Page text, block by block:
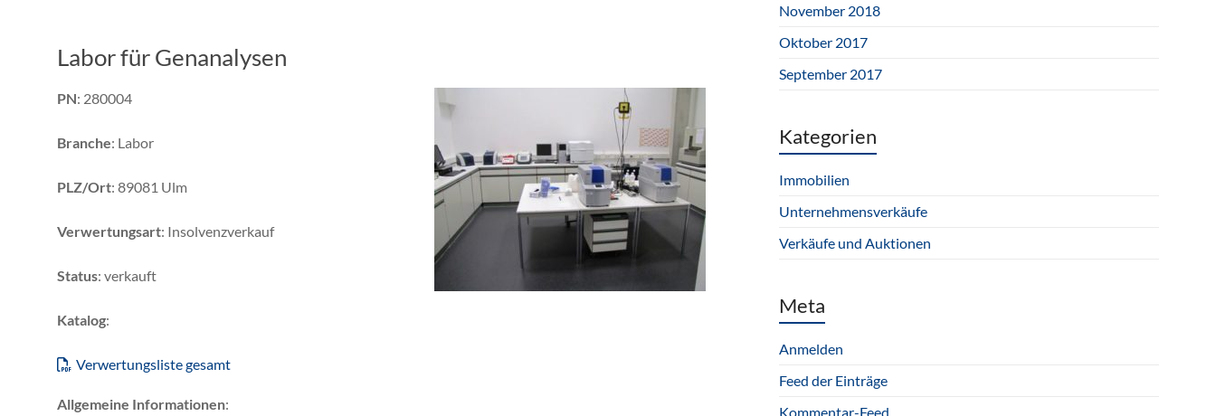
Labor für Genanalysen
PN: 280004
Branche: Labor
PLZ/Ort: 89081 Ulm
Verwertungsart: Insolvenzverkauf
Status: verkauft
Katalog:
Verwertungsliste gesamt
Allgemeine Informationen:
November 2018
Oktober 2017
September 2017
Kategorien
Immobilien
Unternehmensverkäufe
Verkäufe und Auktionen
Meta
Anmelden
Feed der Einträge
Kommentar-Feed